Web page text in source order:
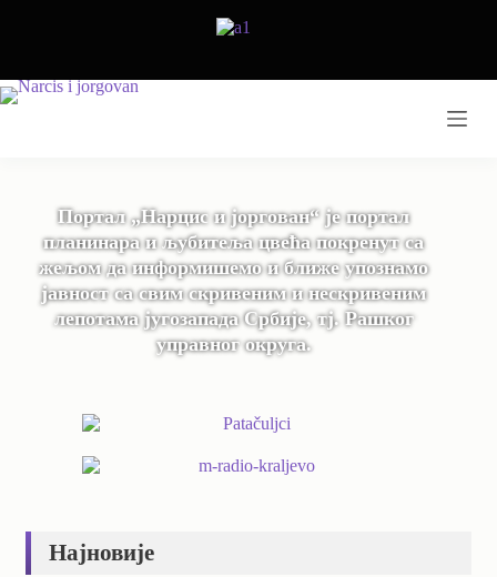
Портал „Нарцис и јоргован“ је портал
планинара и љубитеља цвећа покренут са
жељом да информишемо и ближе упознамо
јавност са свим скривеним и нескривеним
лепотама југозапада Србије, тј. Рашког
управног округа.
Најновије